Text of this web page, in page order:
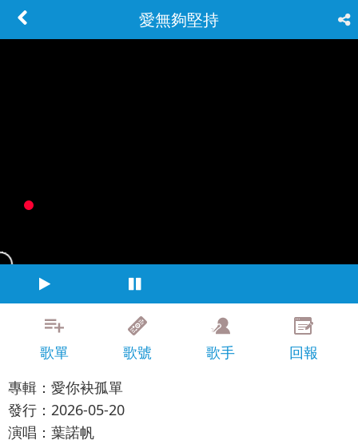
愛無夠堅持
歌單 歌號 歌手
回報
專輯：愛你袂孤單
發行：2026-05-20
演唱：葉諾帆